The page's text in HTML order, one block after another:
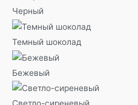
Черный
Темный шоколад
Бежевый